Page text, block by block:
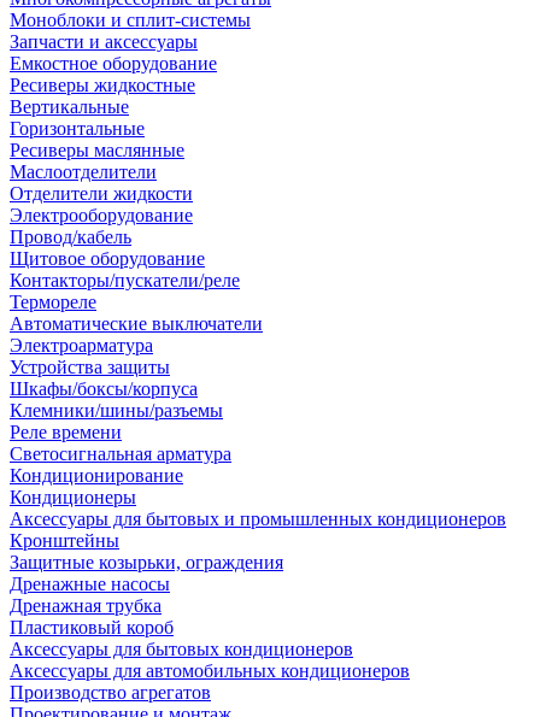
Моноблоки и сплит-системы
Запчасти и аксессуары
Емкостное оборудование
Ресиверы жидкостные
Вертикальные
Горизонтальные
Ресиверы маслянные
Маслоотделители
Отделители жидкости
Электрооборудование
Провод/кабель
Щитовое оборудование
Контакторы/пускатели/реле
Термореле
Автоматические выключатели
Электроарматура
Устройства защиты
Шкафы/боксы/корпуса
Клемники/шины/разъемы
Реле времени
Светосигнальная арматура
Кондиционирование
Кондиционеры
Аксессуары для бытовых и промышленных кондиционеров
Кронштейны
Защитные козырьки, ограждения
Дренажные насосы
Дренажная трубка
Пластиковый короб
Аксессуары для бытовых кондиционеров
Аксессуары для автомобильных кондиционеров
Производство агрегатов